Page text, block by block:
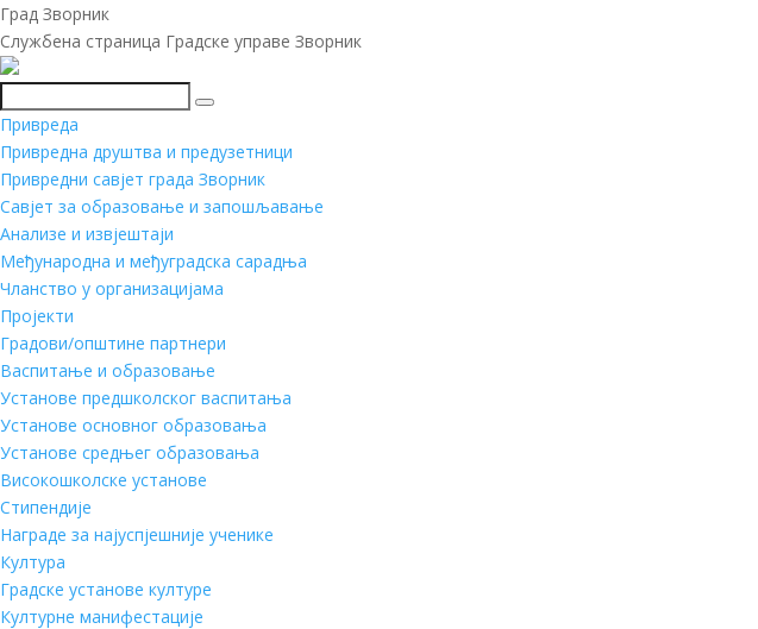
Град Зворник
Службена страница Градске управе Зворник
Претражи
Привреда
Привредна друштва и предузетници
Привредни савјет града Зворник
Савјет за образовање и запошљавање
Анализе и извјештаји
Међународна и међуградска сарадња
Чланство у организацијама
Пројекти
Градови/општине партнери
Васпитање и образовање
Установе предшколског васпитања
Установе основног образовања
Установе средњег образовања
Високошколске установе
Стипендије
Награде за најуспјешније ученике
Култура
Градске установе културе
Културне манифестације